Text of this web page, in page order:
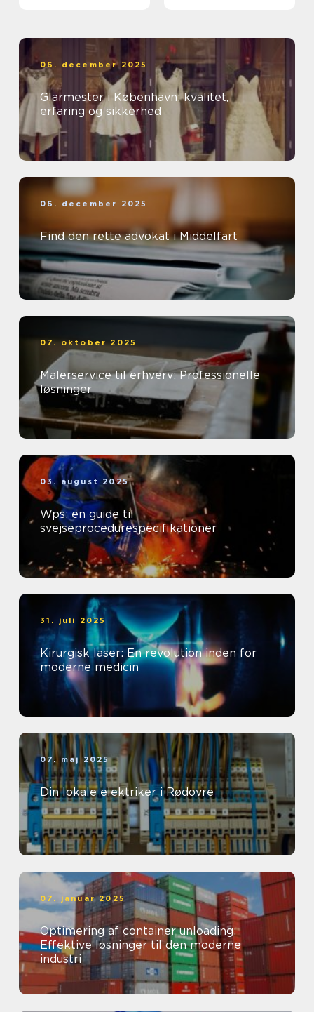
06. december 2025
Glarmester i København: kvalitet,
erfaring og sikkerhed
06. december 2025
Find den rette advokat i Middelfart
07. oktober 2025
Malerservice til erhverv: Professionelle
løsninger
03. august 2025
Wps: en guide til
svejseprocedurespecifikationer
31. juli 2025
Kirurgisk laser: En revolution inden for
moderne medicin
07. maj 2025
Din lokale elektriker i Rødovre
07. januar 2025
Optimering af container unloading:
Effektive løsninger til den moderne
industri